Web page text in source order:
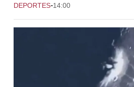
DEPORTES-14:00